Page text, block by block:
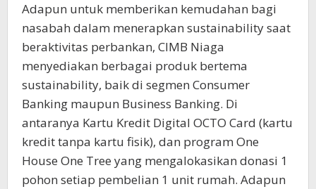
Adapun untuk memberikan kemudahan bagi
nasabah dalam menerapkan sustainability saat
beraktivitas perbankan, CIMB Niaga
menyediakan berbagai produk bertema
sustainability, baik di segmen Consumer
Banking maupun Business Banking. Di
antaranya Kartu Kredit Digital OCTO Card (kartu
kredit tanpa kartu fisik), dan program One
House One Tree yang mengalokasikan donasi 1
pohon setiap pembelian 1 unit rumah. Adapun